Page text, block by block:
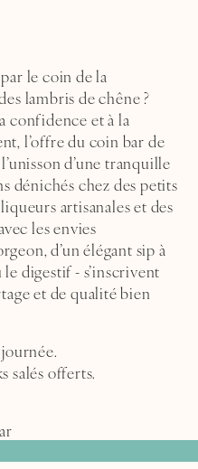
le coin de la
lambris de chêne ?
confidence et à la
l’offre du coin bar de
d’une tranquille
dénichés chez des petits
artisanales et des
les envies
d’un élégant sip à
digestif - s’inscrivent
et de qualité bien
salés offerts.